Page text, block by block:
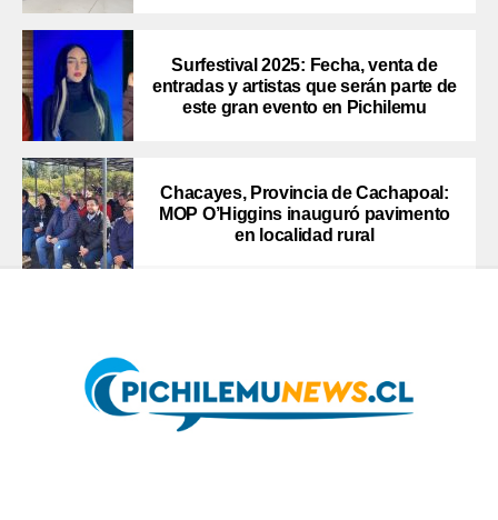
Surfestival 2025: Fecha, venta de
entradas y artistas que serán parte de
este gran evento en Pichilemu
Chacayes, Provincia de Cachapoal:
MOP O’Higgins inauguró pavimento
en localidad rural